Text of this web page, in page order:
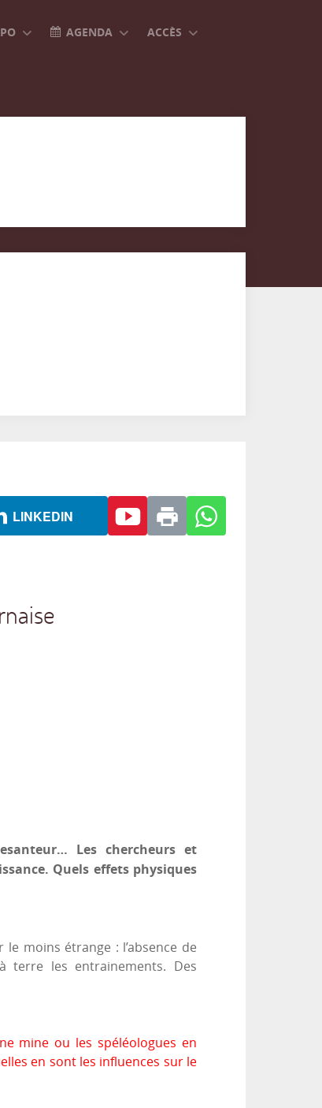
AGENDA ACCÈS
LINKEDIN
Les chercheurs et
Quels effets physiques
moins étrange : l’absence de
terre les entrainements. Des
mine ou les spéléologues en
en sont les influences sur le